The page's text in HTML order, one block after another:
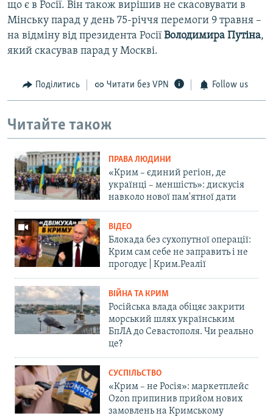
що є в Росії. Він також вирішив не скасовувати в
Мінську парад у день 75-річчя перемоги 9 травня –
на відміну від президента Росії Володимира Путіна,
який скасував парад у Москві.
Поділитись Читати без VPN Follow us
Читайте також
ПРАВА ЛЮДИНИ
«Крим – єдиний регіон, де
українці – меншість»: дискусія
навколо нової пам'ятної дати
ВІДЕО
Блокада без сухопутної операції:
Крим сам себе не заправить і не
прогодує | Крим.Реалії
ВІЙНА ТА КРИМ
Російська влада обіцяє закрити
морський шлях українським
БпЛА до Севастополя. Чи реально
це?
СУСПІЛЬСТВО
«Крим – не Росія»: маркетплейс
Ozon припинив прийом нових
замовлень на Кримському